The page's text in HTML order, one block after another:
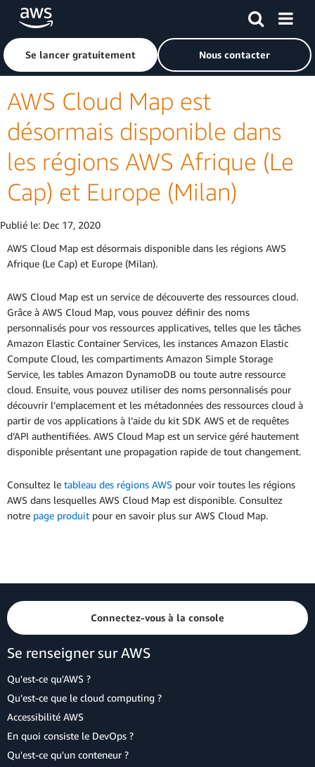
Passer au contenu principal
Cliquer ici pour revenir à la page d'accueil d'Amazon Web
Se lancer gratuitement Nous contacter
AWS Cloud Map est
désormais disponible dans
les régions AWS Afrique (Le
Cap) et Europe (Milan)
Publié le: Dec 17, 2020
AWS Cloud Map est désormais disponible dans les régions AWS
Afrique (Le Cap) et Europe (Milan).
AWS Cloud Map est un service de découverte des ressources cloud.
Grâce à AWS Cloud Map, vous pouvez définir des noms
personnalisés pour vos ressources applicatives, telles que les tâches
Amazon Elastic Container Services, les instances Amazon Elastic
Compute Cloud, les compartiments Amazon Simple Storage
Service, les tables Amazon DynamoDB ou toute autre ressource
cloud. Ensuite, vous pouvez utiliser des noms personnalisés pour
découvrir l’emplacement et les métadonnées des ressources cloud à
partir de vos applications à l’aide du kit SDK AWS et de requêtes
d’API authentifiées. AWS Cloud Map est un service géré hautement
disponible présentant une propagation rapide de tout changement.
Consultez le tableau des régions AWS pour voir toutes les régions
AWS dans lesquelles AWS Cloud Map est disponible. Consultez
notre page produit pour en savoir plus sur AWS Cloud Map.
Connectez-vous à la console
Se renseigner sur AWS
Qu'est-ce qu'AWS ?
Qu’est-ce que le cloud computing ?
Accessibilité AWS
En quoi consiste le DevOps ?
Qu'est-ce qu'un conteneur ?